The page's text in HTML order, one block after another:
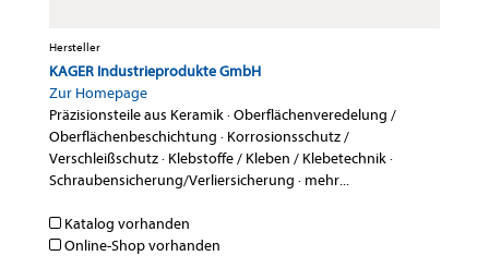
Hersteller
KAGER Industrieprodukte GmbH
Zur Homepage
Präzisionsteile aus Keramik·Oberflächenveredelung /
Oberflächenbeschichtung · Korrosionsschutz /
Verschleißschutz· Klebstoffe / Kleben / Klebetechnik·
Schraubensicherung/Verliersicherung · mehr...
Katalog vorhanden
Online-Shop vorhanden